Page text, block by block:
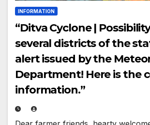
INFORMATION
“Ditva Cyclone |
several districts of the
alert issued by the
Department! Here is the
information.”